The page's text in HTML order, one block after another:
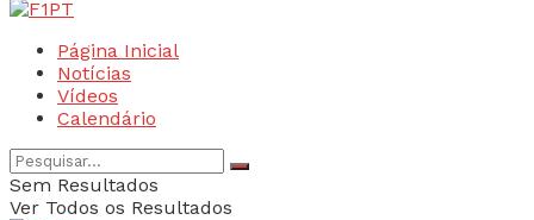
Página Inicial
Notícias
Vídeos
Calendário
Sem Resultados
Ver Todos os Resultados